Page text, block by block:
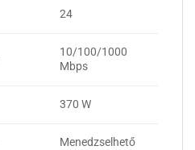
24
10/100/1000
Mbps
370 W
Menedzselhető